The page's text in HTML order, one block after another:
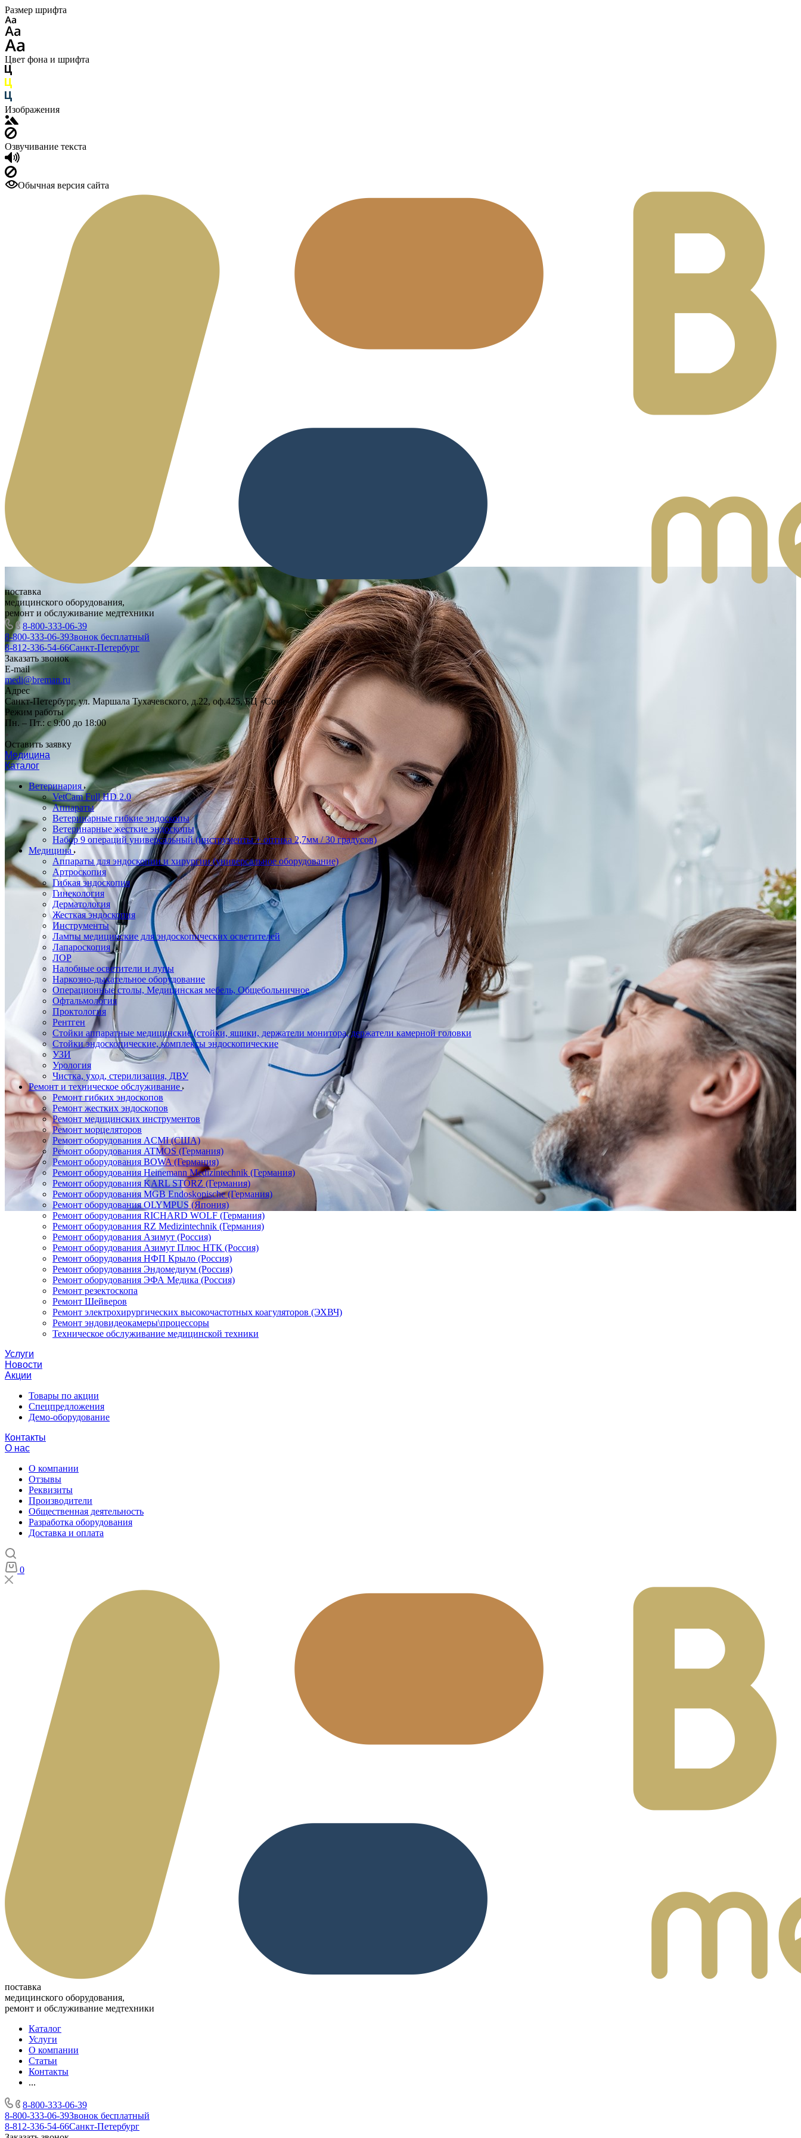
Размер шрифта
Цвет фона и шрифта
Изображения
Озвучивание текста
Обычная версия сайта
поставка
медицинского оборудования,
ремонт и обслуживание медтехники
8-800-333-06-39
8-800-333-06-39Звонок бесплатный
8-812-336-54-66Санкт-Петербург
Заказать звонок
E-mail
medi@breman.ru
Адрес
Санкт-Петербург, ул. Маршала Тухачевского, д.22, оф.425, БЦ «Сова»
Режим работы
Пн. – Пт.: с 9:00 до 18:00
Оставить заявку
Медицина
Каталог
Ветеринария
VetCam Full HD 2.0
Аппараты
Ветеринарные гибкие эндоскопы
Ветеринарные жесткие эндоскопы
Набор 9 операций универсальный (инструменты + оптика 2,7мм / 30 градусов)
Медицина
Аппараты для эндоскопии и хирургии (универсальное оборудование)
Артроскопия
Гибкая эндоскопия
Гинекология
Дерматология
Жесткая эндоскопия
Инструменты
Лампы медицинские для эндоскопических осветителей
Лапароскопия
ЛОР
Налобные осветители и лупы
Наркозно-дыхательное оборудование
Операционные столы, Медицинская мебель, Общебольничное
Офтальмология
Проктология
Рентген
Стойки аппаратные медицинские (стойки, ящики, держатели монитора, держатели камерной головки
Стойки эндоскопические, комплексы эндоскопические
УЗИ
Урология
Чистка, уход, стерилизация, ДВУ
Ремонт и техническое обслуживание
Ремонт гибких эндоскопов
Ремонт жестких эндоскопов
Ремонт медицинских инструментов
Ремонт морцеляторов
Ремонт оборудования ACMI (США)
Ремонт оборудования ATMOS (Германия)
Ремонт оборудования BOWA (Германия)
Ремонт оборудования Heinemann Medizintechnik (Германия)
Ремонт оборудования KARL STORZ (Германия)
Ремонт оборудования MGB Endoskopische (Германия)
Ремонт оборудования OLYMPUS (Япония)
Ремонт оборудования RICHARD WOLF (Германия)
Ремонт оборудования RZ Medizintechnik (Германия)
Ремонт оборудования Азимут (Россия)
Ремонт оборудования Азимут Плюс НТК (Россия)
Ремонт оборудования НФП Крыло (Россия)
Ремонт оборудования Эндомедиум (Россия)
Ремонт оборудования ЭФА Медика (Россия)
Ремонт резектоскопа
Ремонт Шейверов
Ремонт электрохирургических высокочастотных коагуляторов (ЭХВЧ)
Ремонт эндовидеокамеры\процессоры
Техническое обслуживание медицинской техники
Услуги
Новости
Акции
Товары по акции
Спецпредложения
Демо-оборудование
Контакты
О нас
О компании
Отзывы
Реквизиты
Производители
Общественная деятельность
Разработка оборудования
Доставка и оплата
0
поставка
медицинского оборудования,
ремонт и обслуживание медтехники
Каталог
Услуги
О компании
Статьи
Контакты
...
8-800-333-06-39
8-800-333-06-39Звонок бесплатный
8-812-336-54-66Санкт-Петербург